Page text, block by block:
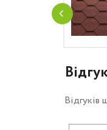
Відгуків